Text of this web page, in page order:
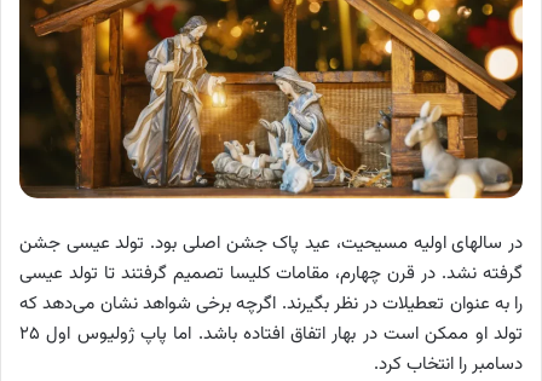
در سالهای اولیه مسیحیت، عید پاک جشن اصلی بود. تولد عیسی جشن
گرفته نشد. در قرن چهارم، مقامات کلیسا تصمیم گرفتند تا تولد عیسی
را به عنوان تعطیلات در نظر بگیرند. اگرچه برخی شواهد نشان می‌دهد که
تولد او ممکن است در بهار اتفاق افتاده باشد. اما پاپ ژولیوس اول ۲۵
دسامبر را انتخاب کرد.